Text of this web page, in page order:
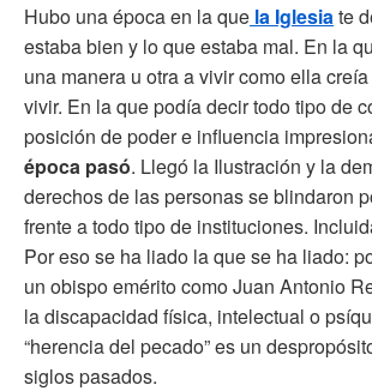
Hubo una época en la que la Iglesiate
estaba bien y lo que estaba mal. En la
una manera u otra a vivir como ella
vivir. En la que podía decir todo tipo de
posición de poder e influencia
época pasó. Llegó la Ilustración y la
derechos de las personas se blindaron
frente a todo tipo de instituciones.
Por eso se ha liado la que se ha liado:
un obispo emérito como Juan Antonio
la discapacidad física, intelectual o
“herencia del pecado” es un
siglos pasados.